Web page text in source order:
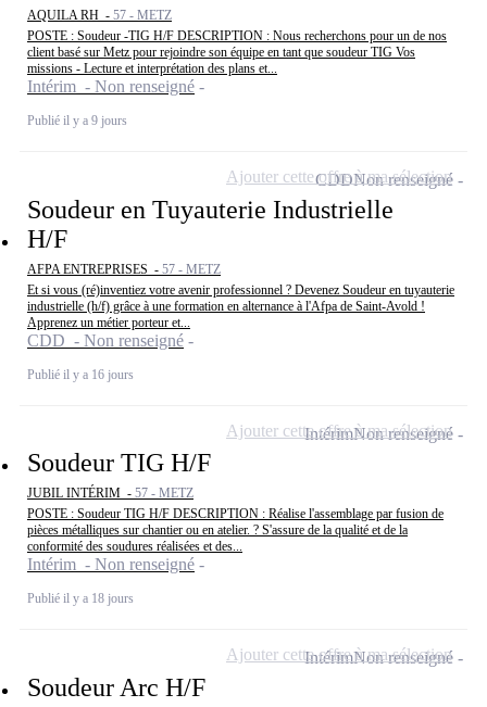
AQUILA RH - 57 - METZ
POSTE : Soudeur -TIG H/F DESCRIPTION : Nous recherchons pour un de nos
client basé sur Metz pour rejoindre son équipe en tant que soudeur TIG Vos
missions - Lecture et interprétation des plans et...
Intérim - Non renseigné
Publié il y a 9 jours
Soudeur en Tuyauterie Industrielle
H/F
AFPA ENTREPRISES - 57 - METZ
Et si vous (ré)inventiez votre avenir professionnel ? Devenez Soudeur en tuyauterie
industrielle (h/f) grâce à une formation en alternance à l'Afpa de Saint-Avold !
Apprenez un métier porteur et...
CDD - Non renseigné
Publié il y a 16 jours
CDDNon renseigné
Ajouter cette offre à ma sélection
Soudeur TIG H/F
JUBIL INTÉRIM - 57 - METZ
POSTE : Soudeur TIG H/F DESCRIPTION : Réalise l'assemblage par fusion de
pièces métalliques sur chantier ou en atelier. ? S'assure de la qualité et de la
conformité des soudures réalisées et des...
Intérim - Non renseigné
Publié il y a 18 jours
IntérimNon renseigné
Ajouter cette offre à ma sélection
Soudeur Arc H/F
IntérimNon renseigné
Ajouter cette offre à ma sélection